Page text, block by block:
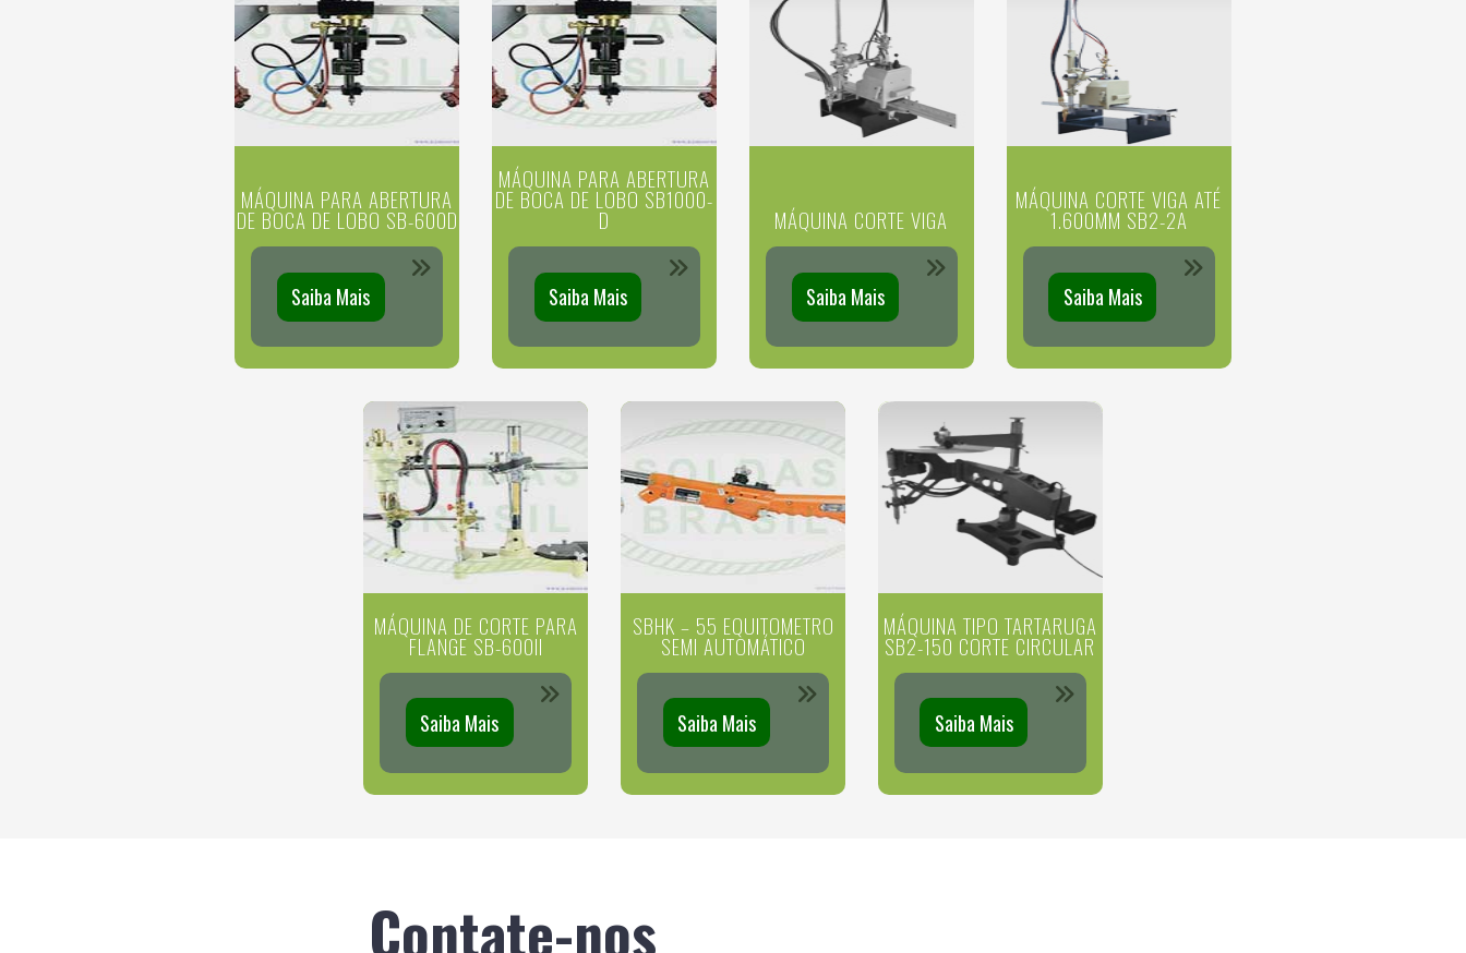
MÁQUINA PARA ABERTURA
DE BOCA DE LOBO SB-600D
Saiba Mais
MÁQUINA PARA ABERTURA
DE BOCA DE LOBO SB1000-
D
Saiba Mais
MÁQUINA CORTE VIGA
Saiba Mais
MÁQUINA CORTE VIGA ATÉ
1.600MM SB2-2A
Saiba Mais
MÁQUINA DE CORTE PARA
FLANGE SB-600II
Saiba Mais
SBHK – 55 EQUITOMETRO
SEMI AUTOMÁTICO
Saiba Mais
MÁQUINA TIPO TARTARUGA
SB2-150 CORTE CIRCULAR
Saiba Mais
Contate-nos